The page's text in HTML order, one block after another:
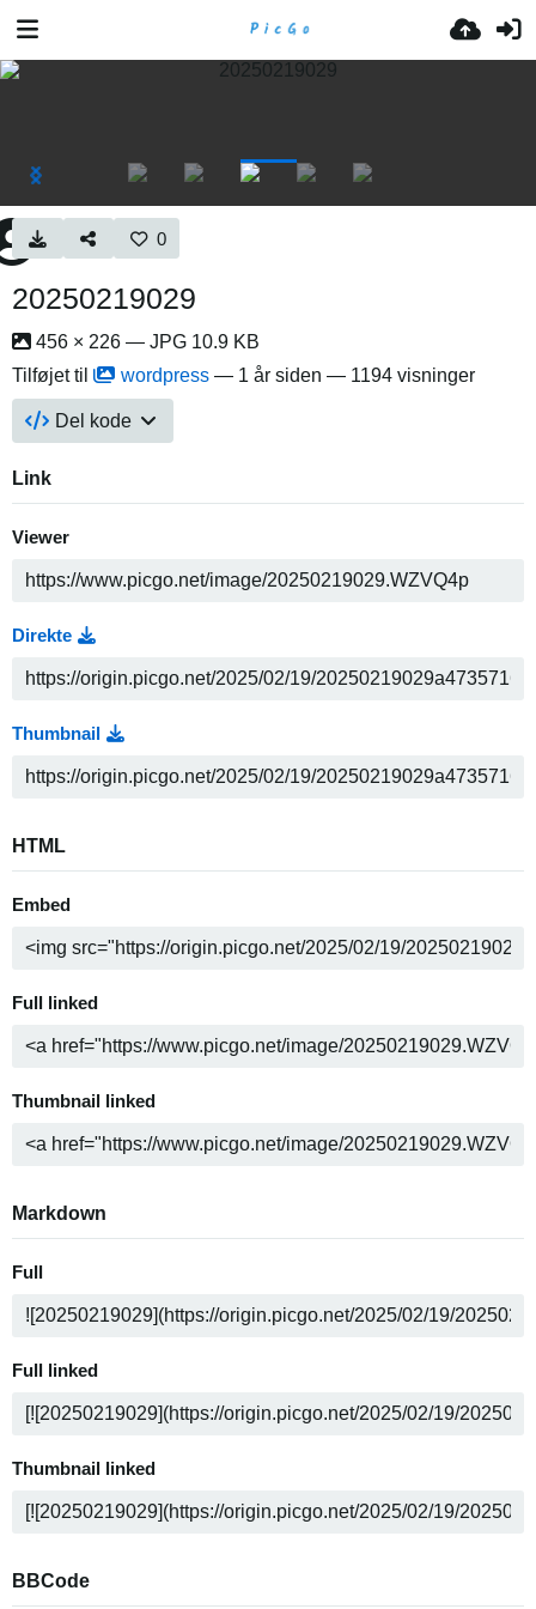
0
20250219029
456 × 226 — JPG 10.9 KB
Tilføjet til
wordpress — 1 år siden — 1194 visninger
Del kode
Link
Viewer
Direkte
Thumbnail
HTML
Embed
Full linked
Thumbnail linked
Markdown
Full
Full linked
Thumbnail linked
BBCode